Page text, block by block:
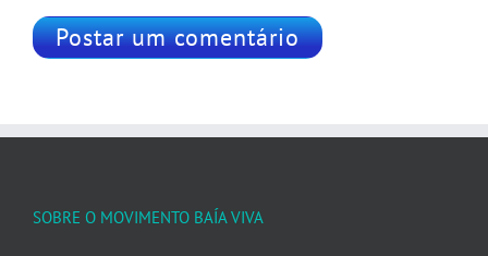
SOBRE O MOVIMENTO BAÍA VIVA